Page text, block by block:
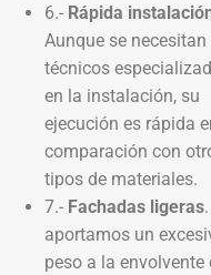
6.- Rápida
Aunque se necesitan
técnicos
en la instalación, su
ejecución es rápida
comparación con
tipos de materiales.
7.- Fachadas ligeras
aportamos un
peso a la envolvente